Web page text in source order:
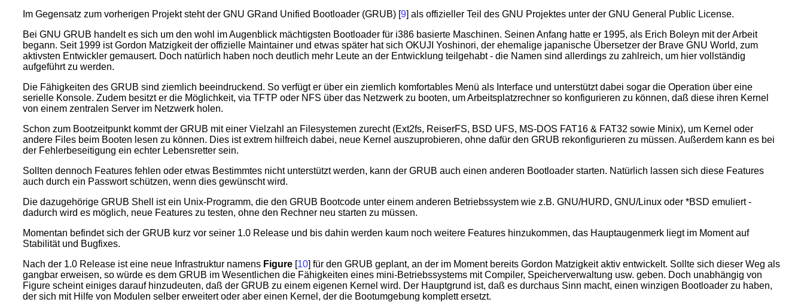
Im Gegensatz zum vorherigen Projekt steht der GNU GRand Unified Bootloader (GRUB) [9] als offizieller Teil des GNU Projektes unter der GNU General Public License.
Bei GNU GRUB handelt es sich um den wohl im Augenblick mächtigsten Bootloader für i386 basierte Maschinen. Seinen Anfang hatte er 1995, als Erich Boleyn mit der Arbeit
begann. Seit 1999 ist Gordon Matzigkeit der offizielle Maintainer und etwas später hat sich OKUJI Yoshinori, der ehemalige japanische Übersetzer der Brave GNU World, zum
aktivsten Entwickler gemausert. Doch natürlich haben noch deutlich mehr Leute an der Entwicklung teilgehabt - die Namen sind allerdings zu zahlreich, um hier vollständig
aufgeführt zu werden.
Die Fähigkeiten des GRUB sind ziemlich beeindruckend. So verfügt er über ein ziemlich komfortables Menü als Interface und unterstützt dabei sogar die Operation über eine
serielle Konsole. Zudem besitzt er die Möglichkeit, via TFTP oder NFS über das Netzwerk zu booten, um Arbeitsplatzrechner so konfigurieren zu können, daß diese ihren Kernel
von einem zentralen Server im Netzwerk holen.
Schon zum Bootzeitpunkt kommt der GRUB mit einer Vielzahl an Filesystemen zurecht (Ext2fs, ReiserFS, BSD UFS, MS-DOS FAT16 & FAT32 sowie Minix), um Kernel oder
andere Files beim Booten lesen zu können. Dies ist extrem hilfreich dabei, neue Kernel auszuprobieren, ohne dafür den GRUB rekonfigurieren zu müssen. Außerdem kann es bei
der Fehlerbeseitigung ein echter Lebensretter sein.
Sollten dennoch Features fehlen oder etwas Bestimmtes nicht unterstützt werden, kann der GRUB auch einen anderen Bootloader starten. Natürlich lassen sich diese Features
auch durch ein Passwort schützen, wenn dies gewünscht wird.
Die dazugehörige GRUB Shell ist ein Unix-Programm, die den GRUB Bootcode unter einem anderen Betriebssystem wie z.B. GNU/HURD, GNU/Linux oder *BSD emuliert -
dadurch wird es möglich, neue Features zu testen, ohne den Rechner neu starten zu müssen.
Momentan befindet sich der GRUB kurz vor seiner 1.0 Release und bis dahin werden kaum noch weitere Features hinzukommen, das Hauptaugenmerk liegt im Moment auf
Stabilität und Bugfixes.
Nach der 1.0 Release ist eine neue Infrastruktur namens Figure[10] für den GRUB geplant, an der im Moment bereits Gordon Matzigkeit aktiv entwickelt. Sollte sich dieser Weg als
gangbar erweisen, so würde es dem GRUB im Wesentlichen die Fähigkeiten eines mini-Betriebssystems mit Compiler, Speicherverwaltung usw. geben. Doch unabhängig von
Figure scheint einiges darauf hinzudeuten, daß der GRUB zu einem eigenen Kernel wird. Der Hauptgrund ist, daß es durchaus Sinn macht, einen winzigen Bootloader zu haben,
der sich mit Hilfe von Modulen selber erweitert oder aber einen Kernel, der die Bootumgebung komplett ersetzt.